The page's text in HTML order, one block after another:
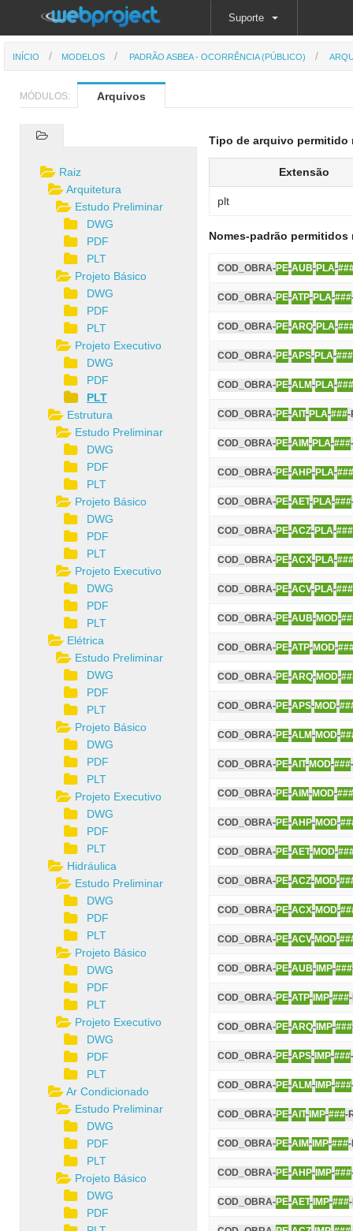
Suporte
INÍCIO MODELOS PADRÃO ASBEA - OCORRÊNCIA (PÚBLICO)
MÓDULOS: Arquivos
Tipo de arquivo permitido
Extensão
plt
Nomes-padrão permitidos
COD_OBRA-PE-AUB-PLA-
COD_OBRA-PE-ATP-PLA-###
COD_OBRA-PE-ARQ-PLA-
COD_OBRA-PE-APS-PLA-###
COD_OBRA-PE-ALM-PLA-###
COD_OBRA-PE-AIT-PLA-###-
COD_OBRA-PE-AIM-PLA-###
COD_OBRA-PE-AHP-PLA-###
COD_OBRA-PE-AET-PLA-###
COD_OBRA-PE-ACZ-PLA-###
COD_OBRA-PE-ACX-PLA-###
COD_OBRA-PE-ACV-PLA-###
COD_OBRA-PE-AUB-MOD-
COD_OBRA-PE-ATP-MOD-
COD_OBRA-PE-ARQ-MOD-
COD_OBRA-PE-APS-MOD-
COD_OBRA-PE-ALM-MOD-
COD_OBRA-PE-AIT-MOD-###
COD_OBRA-PE-AIM-MOD-###
COD_OBRA-PE-AHP-MOD-
COD_OBRA-PE-AET-MOD-
COD_OBRA-PE-ACZ-MOD-
COD_OBRA-PE-ACX-MOD-
COD_OBRA-PE-ACV-MOD-
COD_OBRA-PE-AUB- IMP-###
COD_OBRA-PE-ATP- IMP-###
COD_OBRA-PE-ARQ- IMP-###
COD_OBRA-PE-APS- IMP-###
COD_OBRA-PE-ALM- IMP-###
COD_OBRA-PE-AIT- IMP-###-
COD_OBRA-PE-AIM- IMP-###
COD_OBRA-PE-AHP- IMP-###
COD_OBRA-PE-AET- IMP-###
Raiz
Arquitetura
Estudo Preliminar
DWG
PDF
PLT
Projeto Básico
DWG
PDF
PLT
Projeto Executivo
DWG
PDF
PLT
Estrutura
Estudo Preliminar
DWG
PDF
PLT
Projeto Básico
DWG
PDF
PLT
Projeto Executivo
DWG
PDF
PLT
Elétrica
Estudo Preliminar
DWG
PDF
PLT
Projeto Básico
DWG
PDF
PLT
Projeto Executivo
DWG
PDF
PLT
Hidráulica
Estudo Preliminar
DWG
PDF
PLT
Projeto Básico
DWG
PDF
PLT
Projeto Executivo
DWG
PDF
PLT
Ar Condicionado
Estudo Preliminar
DWG
PDF
PLT
Projeto Básico
DWG
PDF